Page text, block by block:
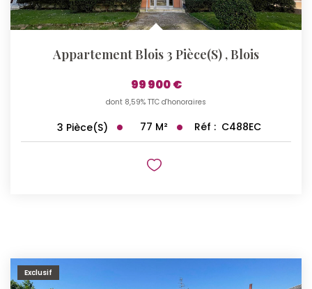
Appartement Blois 3 Pièce(s) ,Blois
99 900 €
dont 8,59% TTC d'honoraires
3 Pièce(s) 77 M² Réf : C488EC
Exclusif